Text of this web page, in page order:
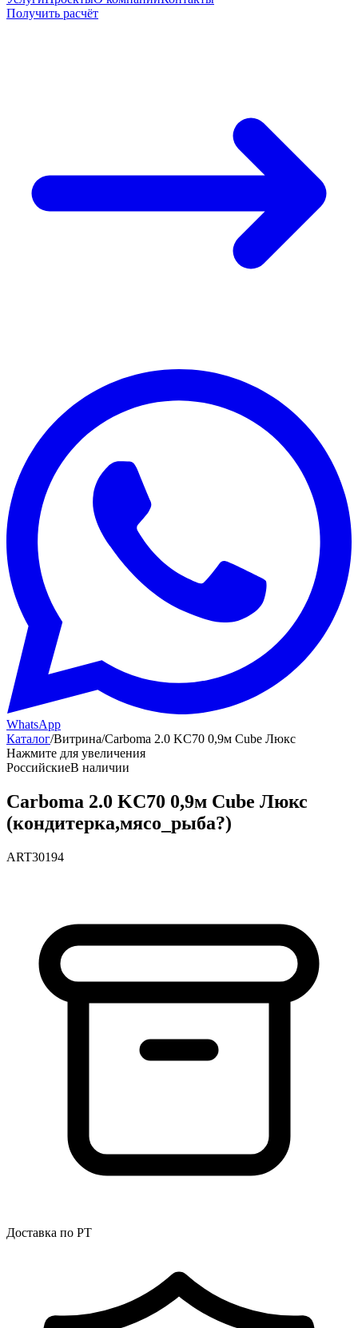
Получить расчёт
WhatsApp
Каталог/Витрина/Carboma 2.0 KC70 0,9м Cube Люкс
Нажмите для увеличения
РоссийскиеВ наличии
Carboma 2.0 KC70 0,9м Cube Люкс
(кондитерка,мясо_рыба?)
ART30194
Доставка по РТ